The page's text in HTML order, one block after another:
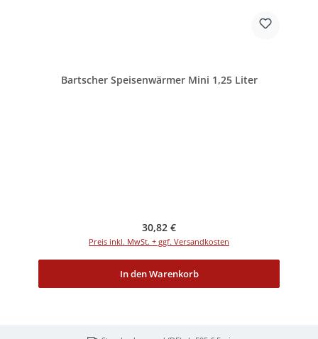
Bartscher Speisenwärmer Mini 1,25 Liter
Regulärer Preis:
30,82 €
Preis inkl. MwSt. + ggf. Versandkosten
In den Warenkorb